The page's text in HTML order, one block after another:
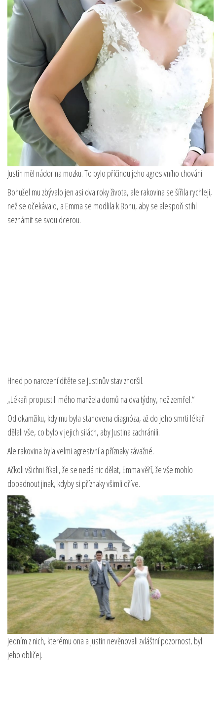
Justin měl nádor na mozku. To bylo příčinou jeho agresivního chování.
Bohužel mu zbývalo jen asi dva roky života, ale rakovina se šířila rychleji,
než se očekávalo, a Emma se modlila k Bohu, aby se alespoň stihl
seznámit se svou dcerou.
Hned po narození dítěte se Justinův stav zhoršil.
„Lékaři propustili mého manžela domů na dva týdny, než zemřel.“
Od okamžiku, kdy mu byla stanovena diagnóza, až do jeho smrti lékaři
dělali vše, co bylo v jejich silách, aby Justina zachránili.
Ale rakovina byla velmi agresivní a příznaky závažné.
Ačkoli všichni říkali, že se nedá nic dělat, Emma věří, že vše mohlo
dopadnout jinak, kdyby si příznaky všimli dříve.
Jedním z nich, kterému ona a Justin nevěnovali zvláštní pozornost, byl
jeho obličej.